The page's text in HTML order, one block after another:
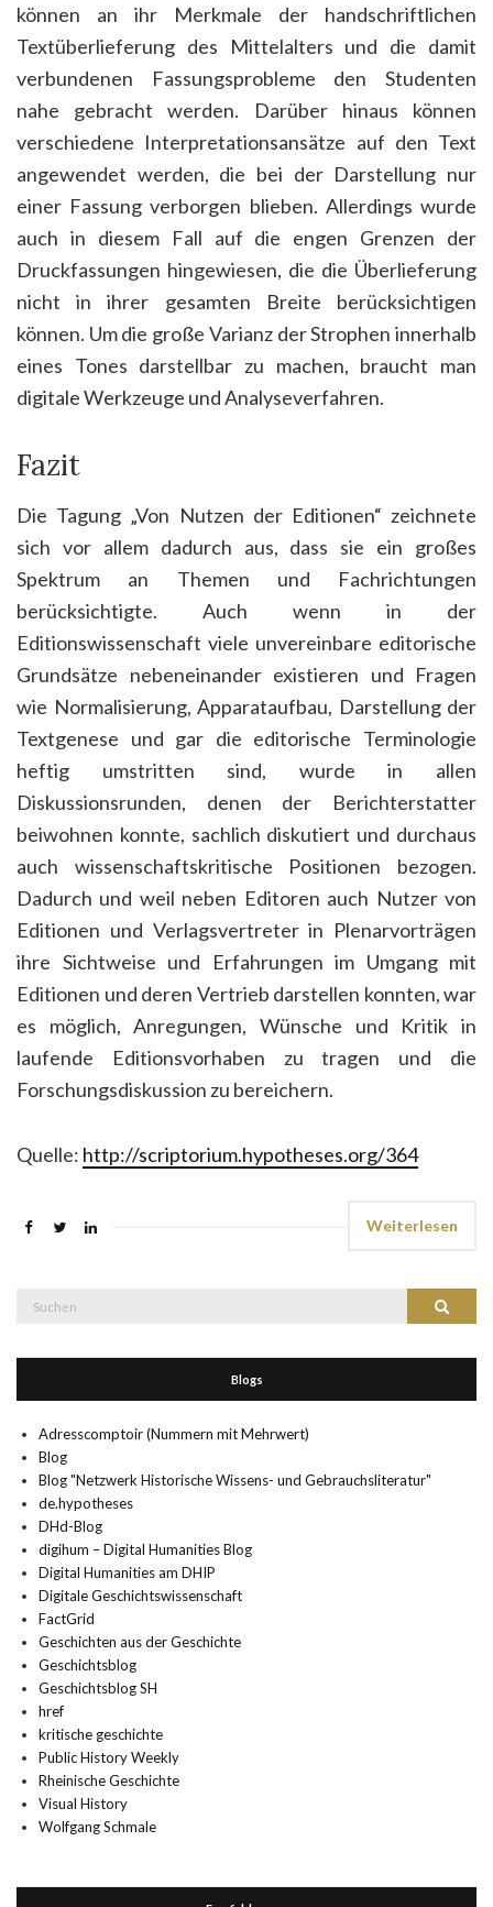
können an ihr Merkmale der handschriftlichen
Textüberlieferung des Mittelalters und die damit
verbundenen Fassungsprobleme den Studenten
nahe gebracht werden. Darüber hinaus können
verschiedene Interpretationsansätze auf den Text
angewendet werden, die bei der Darstellung nur
einer Fassung verborgen blieben. Allerdings wurde
auch in diesem Fall auf die engen Grenzen der
Druckfassungen hingewiesen, die die Überlieferung
nicht in ihrer gesamten Breite berücksichtigen
können. Um die große Varianz der Strophen innerhalb
eines Tones darstellbar zu machen, braucht man
digitale Werkzeuge und Analyseverfahren.
Fazit
Die Tagung „Von Nutzen der Editionen“ zeichnete
sich vor allem dadurch aus, dass sie ein großes
Spektrum an Themen und Fachrichtungen
berücksichtigte. Auch wenn in der
Editionswissenschaft viele unvereinbare editorische
Grundsätze nebeneinander existieren und Fragen
wie Normalisierung, Apparataufbau, Darstellung der
Textgenese und gar die editorische Terminologie
heftig umstritten sind, wurde in allen
Diskussionsrunden, denen der Berichterstatter
beiwohnen konnte, sachlich diskutiert und durchaus
auch wissenschaftskritische Positionen bezogen.
Dadurch und weil neben Editoren auch Nutzer von
Editionen und Verlagsvertreter in Plenarvorträgen
ihre Sichtweise und Erfahrungen im Umgang mit
Editionen und deren Vertrieb darstellen konnten, war
es möglich, Anregungen, Wünsche und Kritik in
laufende Editionsvorhaben zu tragen und die
Forschungsdiskussion zu bereichern.
Quelle: http://scriptorium.hypotheses.org/364
Weiterlesen
Suchen
Blogs
Adresscomptoir (Nummern mit Mehrwert)
Blog
Blog "Netzwerk Historische Wissens- und Gebrauchsliteratur"
de.hypotheses
DHd-Blog
digihum – Digital Humanities Blog
Digital Humanities am DHIP
Digitale Geschichtswissenschaft
FactGrid
Geschichten aus der Geschichte
Geschichtsblog
Geschichtsblog SH
href
kritische geschichte
Public History Weekly
Rheinische Geschichte
Visual History
Wolfgang Schmale